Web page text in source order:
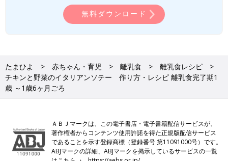
無料ダウンロード
たまひよ 赤ちゃん・育児 離乳食
離乳食レシピ
チキンと野菜のイタリアンソテー 作り方・レシピ 離乳食完了期1
歳 ～1歳6ヶ月ごろ
ＡＢＪマークは、この電子書店・電子書籍配信サービスが、
著作権者からコンテンツ使用許諾を得た正規版配信サービス
であることを示す登録商標（登録番号 第11091000号）です。
ABJマークの詳細、ABJマークを掲示しているサービスの一覧